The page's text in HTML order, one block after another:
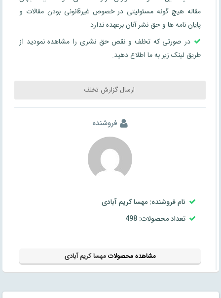
مقاله هیچ گونه مسئولیتی در خصوص غیرقانونی بودن مقالات و
پایان نامه ها و حق نشر آنان برعهده ندارد
در صورتی که تخلف و نقص حق نشری را مشاهده نمودید از
طریق لینک زیر به ما اطلاع دهید.
ارسال گزارش تخلف
فروشنده
نام فروشنده: مهسا کریم آبادی
تعداد محصولات: 498
مشاهده محصولاتمهسا کریم آبادی